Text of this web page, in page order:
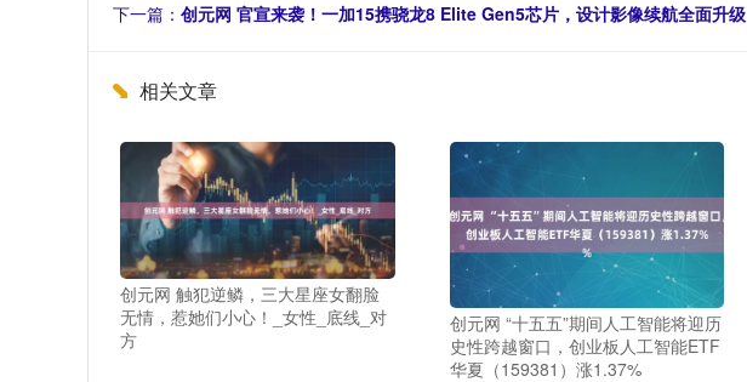
下一篇： 创元网 官宣来袭！一加15携骁龙8 Elite Gen5芯片，设计影像续航全面升级
相关文章
创元网 触犯逆鳞，三大星座女翻脸
无情，惹她们小心！_女性_底线_对
方
创元网 “十五五”期间人工智能将迎历
史性跨越窗口，创业板人工智能ETF
华夏（159381）涨1.37%